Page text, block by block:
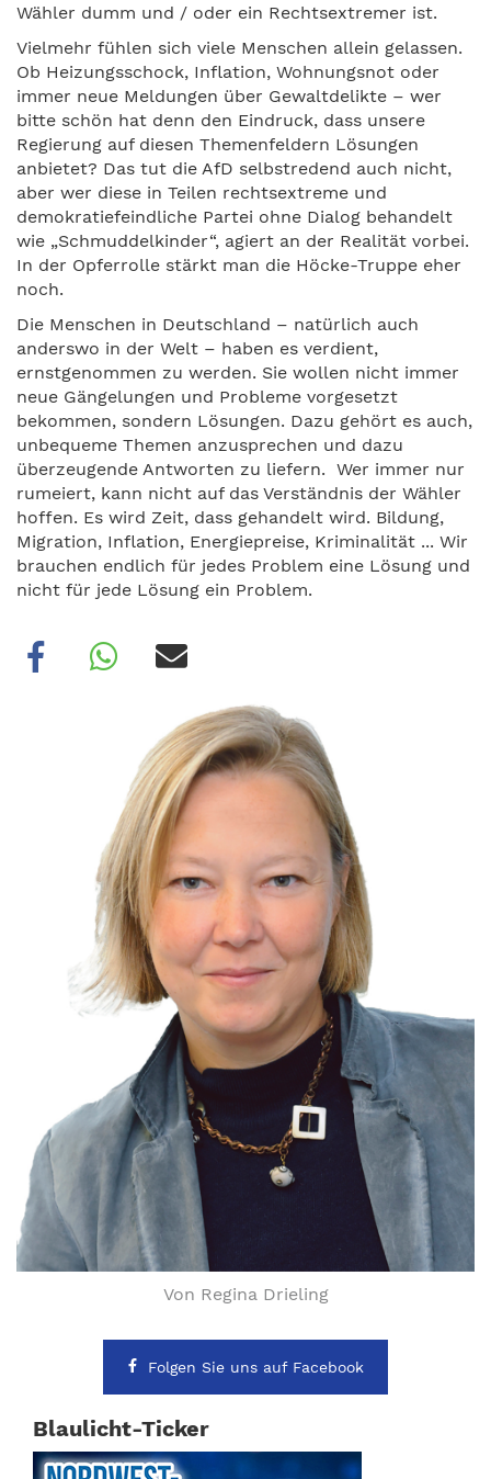
Wähler dumm und / oder ein Rechtsextremer ist.
Vielmehr fühlen sich viele Menschen allein gelassen.
Ob Heizungsschock, Inflation, Wohnungsnot oder
immer neue Meldungen über Gewaltdelikte – wer
bitte schön hat denn den Eindruck, dass unsere
Regierung auf diesen Themenfeldern Lösungen
anbietet? Das tut die AfD selbstredend auch nicht,
aber wer diese in Teilen rechtsextreme und
demokratiefeindliche Partei ohne Dialog behandelt
wie „Schmuddelkinder“, agiert an der Realität vorbei.
In der Opferrolle stärkt man die Höcke-Truppe eher
noch.
Die Menschen in Deutschland – natürlich auch
anderswo in der Welt – haben es verdient,
ernstgenommen zu werden. Sie wollen nicht immer
neue Gängelungen und Probleme vorgesetzt
bekommen, sondern Lösungen. Dazu gehört es auch,
unbequeme Themen anzusprechen und dazu
überzeugende Antworten zu liefern. Wer immer nur
rumeiert, kann nicht auf das Verständnis der Wähler
hoffen. Es wird Zeit, dass gehandelt wird. Bildung,
Migration, Inflation, Energiepreise, Kriminalität ... Wir
brauchen endlich für jedes Problem eine Lösung und
nicht für jede Lösung ein Problem.
Von Regina Drieling
Folgen Sie uns auf Facebook
Blaulicht-Ticker